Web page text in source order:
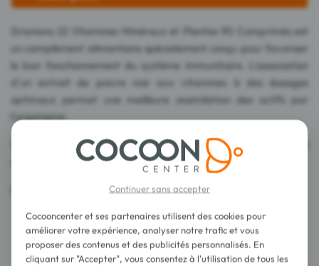
Granions 22 Vitamines Minéraux et Plantes 90 Comprimés est
un complément alimentaire spécialement conçu pour favoriser
le bon fonctionnement du système immunitaire. L'association
d'un extrait de poivre noir aux vitamines à des dosages
optimaux permet une meilleure assimilation des actifs par
l'organisme.
Sans sucre, sans lactose, sans gluten, sans colorant ni
Continuer sans accepter
Cocooncenter et ses partenaires utilisent des cookies pour
améliorer votre expérience, analyser notre trafic et vous
proposer des contenus et des publicités personnalisés. En
cliquant sur "Accepter", vous consentez à l'utilisation de tous les